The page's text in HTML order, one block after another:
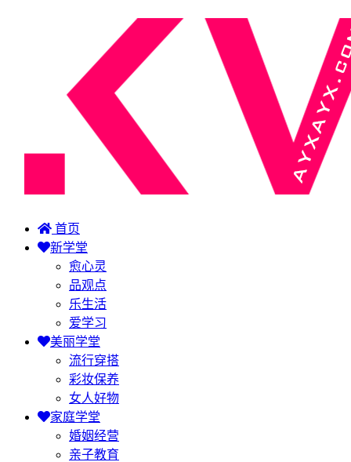
首页
新学堂
愈心灵
品观点
乐生活
爱学习
美丽学堂
流行穿搭
彩妆保养
女人好物
家庭学堂
婚姻经营
亲子教育